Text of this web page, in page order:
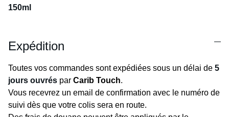
150ml
Expédition
Toutes vos commandes sont expédiées sous un délai de 5
jours ouvrés par Carib Touch.
Vous recevrez un email de confirmation avec le numéro de
suivi dès que votre colis sera en route.